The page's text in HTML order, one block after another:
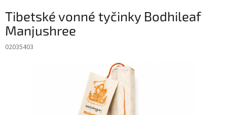
Tibetské vonné tyčinky Bodhileaf
Manjushree
02035403